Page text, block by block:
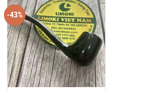
-43%